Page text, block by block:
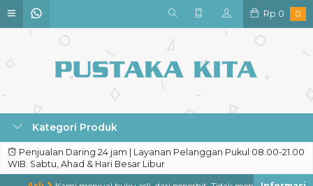
Rp 0 0
Kategori Produk
Penjualan Daring 24 jam | Layanan Pelanggan Pukul 08.00-21.00
WIB. Sabtu, Ahad & Hari Besar Libur